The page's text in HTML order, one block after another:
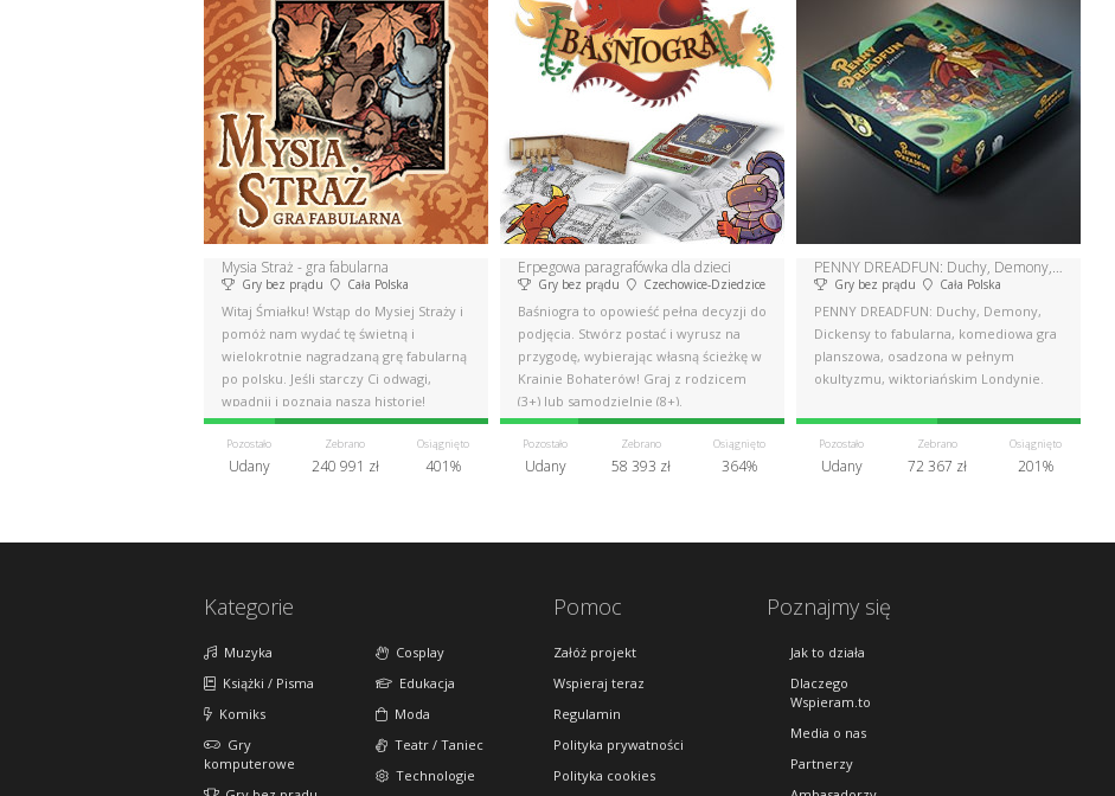
Mysia Straż - gra fabularna
Gry bez prądu Cała Polska
Witaj Śmiałku! Wstąp do Mysiej Straży i
pomóż nam wydać tę świetną i
wielokrotnie nagradzaną grę fabularną
po polsku. Jeśli starczy Ci odwagi,
wpadnij i poznają naszą historię!
Pozostało
Udany
Zebrano
240 991 zł
Osiągnięto
401%
Erpegowa paragrafówka dla dzieci
Gry bez prądu Czechowice-Dziedzice
Baśniogra to opowieść pełna decyzji do
podjęcia. Stwórz postać i wyrusz na
przygodę, wybierając własną ścieżkę w
Krainie Bohaterów! Graj z rodzicem
(3+) lub samodzielnie (8+).
Pozostało
Udany
Zebrano
58 393 zł
Osiągnięto
364%
PENNY DREADFUN: Duchy, Demony, Dickensy
Gry bez prądu Cała Polska
PENNY DREADFUN: Duchy, Demony,
Dickensy to fabularna, komediowa gra
planszowa, osadzona w pełnym
okultyzmu, wiktoriańskim Londynie.
Pozostało
Udany
Zebrano
72 367 zł
Osiągnięto
201%
Kategorie
Muzyka
Książki / Pisma
Komiks
Gry
komputerowe
Cosplay
Edukacja
Moda
Teatr / Taniec
Technologie
Pomoc
Załóż projekt
Wspieraj teraz
Regulamin
Polityka prywatności
Polityka cookies
Poznajmy się
Jak to działa
Dlaczego
Wspieram.to
Media o nas
Partnerzy